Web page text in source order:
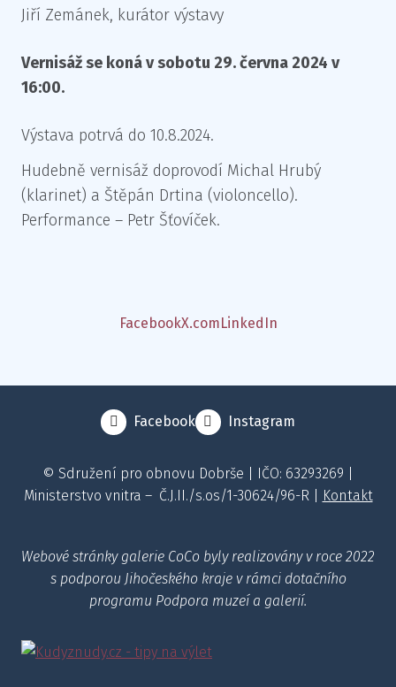
Jiří Zemánek, kurátor výstavy
Vernisáž se koná v sobotu 29. června 2024 v
16:00.
Výstava potrvá do 10.8.2024.
Hudebně vernisáž doprovodí Michal Hrubý
(klarinet) a Štěpán Drtina (violoncello).
Performance – Petr Šťovíček.
FacebookX.comLinkedIn
Facebook Instagram
© Sdružení pro obnovu Dobrše | IČO: 63293269 |
Ministerstvo vnitra – Č.J.II./s.os/1-30624/96-R |
Kontakt
Webové stránky galerie CoCo byly realizovány v roce 2022
s podporou Jihočeského kraje v rámci dotačního
programu Podpora muzeí a galerií.